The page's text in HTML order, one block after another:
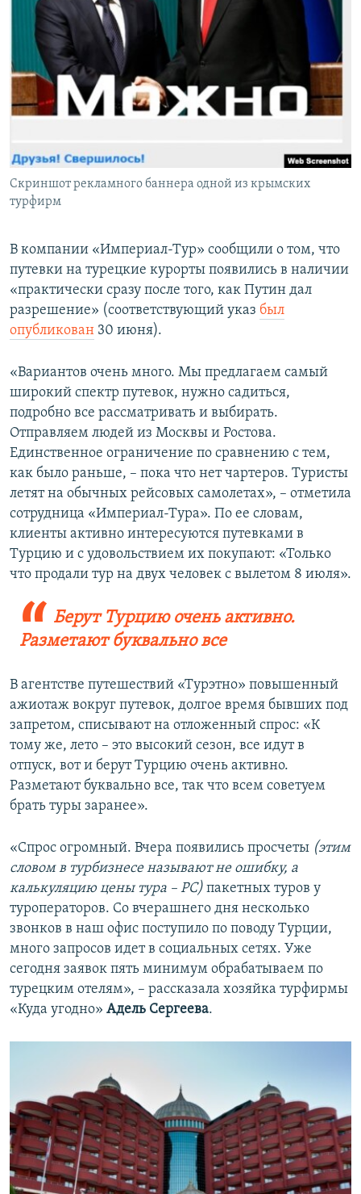
Скриншот рекламного баннера одной из крымских
турфирм
В компании «Империал-Тур» сообщили о том, что
путевки на турецкие курорты появились в наличии
«практически сразу после того, как Путин дал
разрешение» (соответствующий указ был
опубликован 30 июня).
«Вариантов очень много. Мы предлагаем самый
широкий спектр путевок, нужно садиться,
подробно все рассматривать и выбирать.
Отправляем людей из Москвы и Ростова.
Единственное ограничение по сравнению с тем,
как было раньше, – пока что нет чартеров. Туристы
летят на обычных рейсовых самолетах», – отметила
сотрудница «Империал-Тура». По ее словам,
клиенты активно интересуются путевками в
Турцию и с удовольствием их покупают: «Только
что продали тур на двух человек с вылетом 8 июля».
Берут Турцию очень активно.
Разметают буквально все
В агентстве путешествий «Турэтно» повышенный
ажиотаж вокруг путевок, долгое время бывших под
запретом, списывают на отложенный спрос: «К
тому же, лето – это высокий сезон, все идут в
отпуск, вот и берут Турцию очень активно.
Разметают буквально все, так что всем советуем
брать туры заранее».
«Спрос огромный. Вчера появились просчеты (этим
словом в турбизнесе называют не ошибку, а
калькуляцию цены тура – РС) пакетных туров у
туроператоров. Со вчерашнего дня несколько
звонков в наш офис поступило по поводу Турции,
много запросов идет в социальных сетях. Уже
сегодня заявок пять минимум обрабатываем по
турецким отелям», – рассказала хозяйка турфирмы
«Куда угодно» Адель Сергеева.